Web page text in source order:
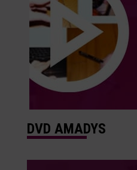
DVD AMADYS